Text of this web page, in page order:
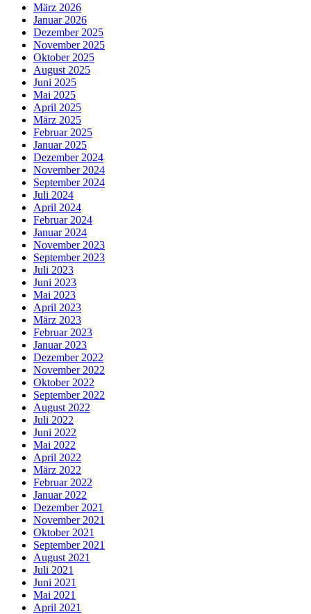
März 2026
Januar 2026
Dezember 2025
November 2025
Oktober 2025
August 2025
Juni 2025
Mai 2025
April 2025
März 2025
Februar 2025
Januar 2025
Dezember 2024
November 2024
September 2024
Juli 2024
April 2024
Februar 2024
Januar 2024
November 2023
September 2023
Juli 2023
Juni 2023
Mai 2023
April 2023
März 2023
Februar 2023
Januar 2023
Dezember 2022
November 2022
Oktober 2022
September 2022
August 2022
Juli 2022
Juni 2022
Mai 2022
April 2022
März 2022
Februar 2022
Januar 2022
Dezember 2021
November 2021
Oktober 2021
September 2021
August 2021
Juli 2021
Juni 2021
Mai 2021
April 2021